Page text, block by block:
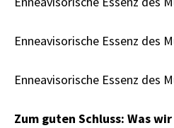
Enneavisorische Essenz des
Enneavisorische Essenz des
Zum guten Schluss: Was